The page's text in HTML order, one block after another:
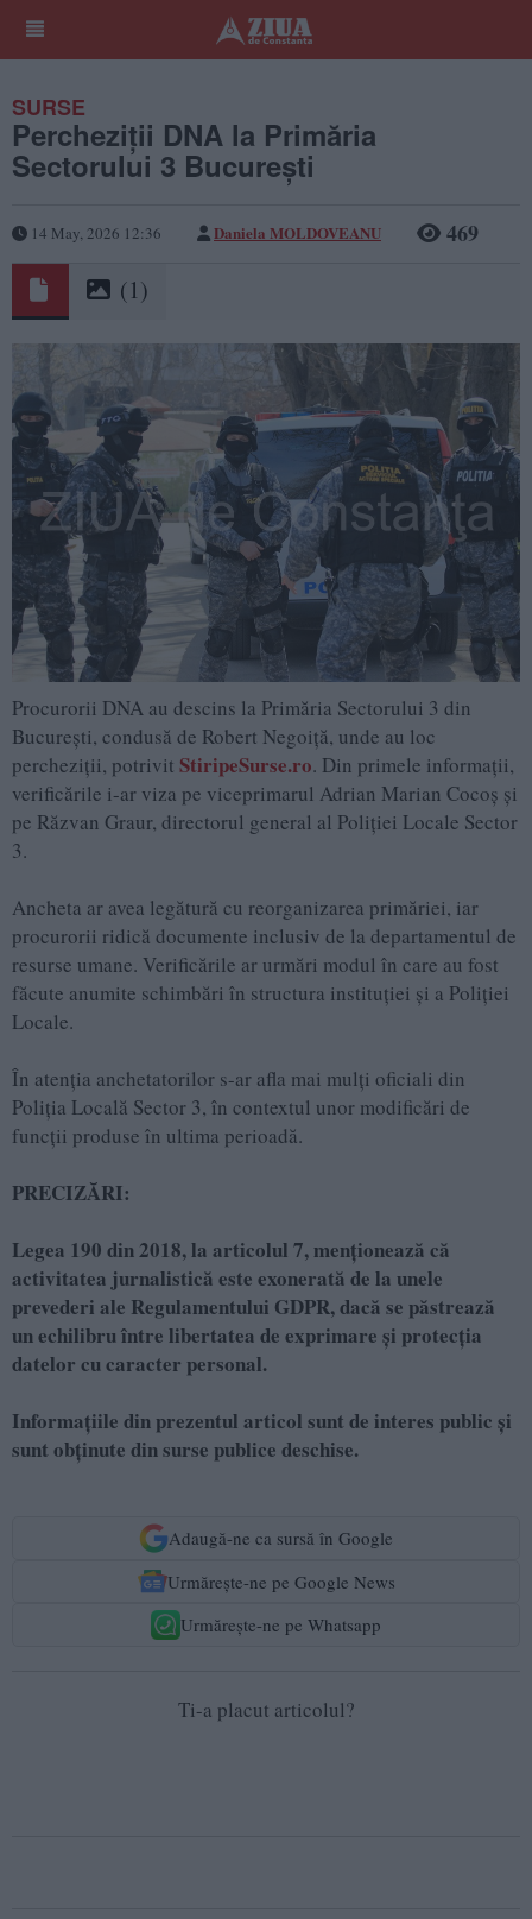
SURSE
Percheziții DNA la Primăria
Sectorului 3 București
14 May, 2026 12:36 Daniela MOLDOVEANU 469
(1)
Procurorii DNA au descins la Primăria Sectorului 3 din
București, condusă de Robert Negoiță, unde au loc
percheziții, potrivit StiripeSurse.ro. Din primele informații,
verificările i-ar viza pe viceprimarul Adrian Marian Cocoș și
pe Răzvan Graur, directorul general al Poliției Locale Sector
3.
Ancheta ar avea legătură cu reorganizarea primăriei, iar
procurorii ridică documente inclusiv de la departamentul de
resurse umane. Verificările ar urmări modul în care au fost
făcute anumite schimbări în structura instituției și a Poliției
Locale.
În atenția anchetatorilor s-ar afla mai mulți oficiali din
Poliția Locală Sector 3, în contextul unor modificări de
funcții produse în ultima perioadă.
PRECIZĂRI:
Legea 190 din 2018, la articolul 7, menţionează că
activitatea jurnalistică este exonerată de la unele
prevederi ale Regulamentului GDPR, dacă se păstrează
un echilibru între libertatea de exprimare şi protecţia
datelor cu caracter personal.
Informațiile din prezentul articol sunt de interes public și
sunt obținute din surse publice deschise.
Adaugă-ne ca sursă în Google
Urmărește-ne pe Google News
Urmărește-ne pe Whatsapp
Ti-a placut articolul?